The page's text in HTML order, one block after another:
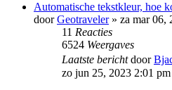
Automatische tekstkleur, hoe
doorGeotraveler» za mar 06,
11 Reacties
6524 Weergaves
Laatste berichtdoor
zo jun 25, 2023 2:01 pm